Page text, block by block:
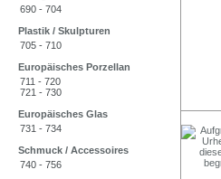
690 - 704
Plastik / Skulpturen
705 - 710
Europäisches Porzellan
711 - 720
721 - 730
Europäisches Glas
731 - 734
Schmuck / Accessoires
740 - 756